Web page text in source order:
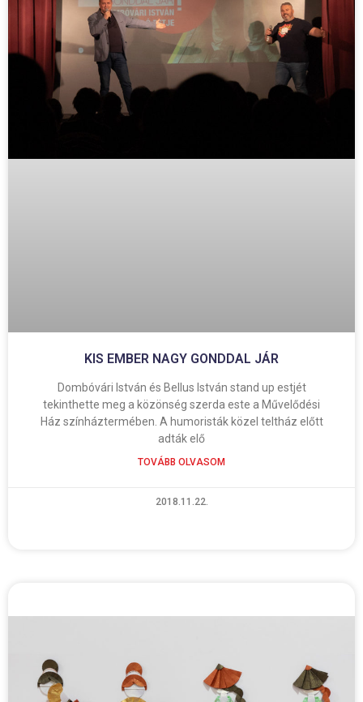
KIS EMBER NAGY GONDDAL JÁR
Dombóvári István és Bellus István stand up estjét
tekinthette meg a közönség szerda este a Művelődési
Ház színháztermében. A humoristák közel teltház előtt
adták elő
TOVÁBB OLVASOM
2018.11.22.